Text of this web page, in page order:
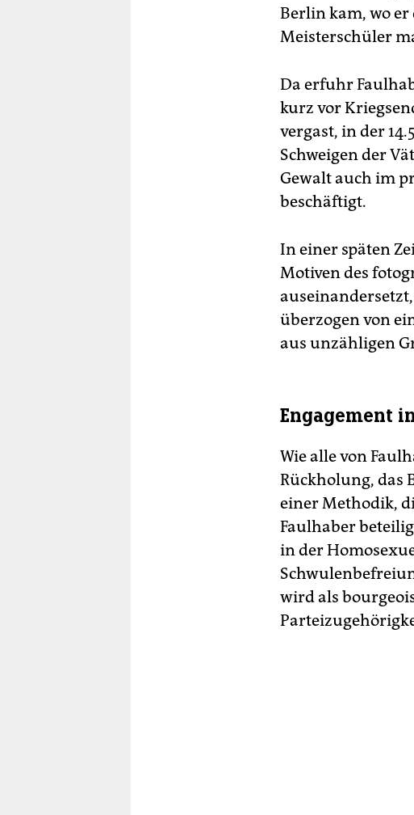
Berlin kam, wo er
Meisterschüler
Da erfuhr
kurz vor
vergast, in der
Schweigen der
Gewalt auch im
beschäftigt.
In einer späten
Motiven des
überzogen von
aus unzähligen
Engagement
Wie alle von
Rückholung, das
einer Methodik,
Faulhaber
in der
wird als